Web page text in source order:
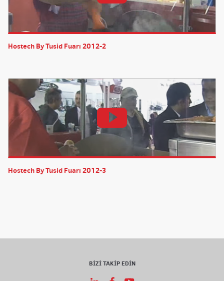
Hostech By Tusid Fuarı 2012-2
Hostech By Tusid Fuarı 2012-3
BİZİ TAKİP EDİN